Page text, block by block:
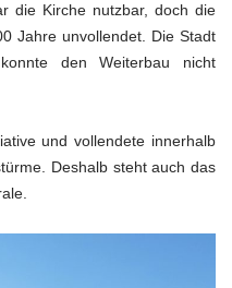
die Kirche nutzbar, doch die
Jahre unvollendet. Die Stadt
den Weiterbau nicht
und vollendete innerhalb
Deshalb steht auch das